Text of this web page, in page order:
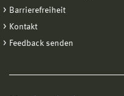
Barrierefreiheit
Kontakt
Feedback senden